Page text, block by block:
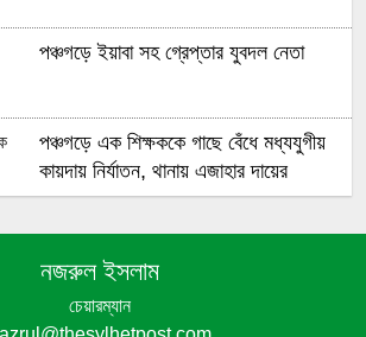
পঞ্চগড়ে ইয়াবা সহ গ্রেপ্তার যুবদল নেতা
পঞ্চগড়ে এক শিক্ষককে গাছে বেঁধে মধ্যযুগীয়
কায়দায় নির্যাতন, থানায় এজাহার দায়ের
শেখ হাসিনার দুঃসাহসিক ডিসেম্বর অভিযাত্রা
সরকার কী তাকে ঠেকাতে পারবে ||
নজরুল ইসলাম
চেয়ারম্যান